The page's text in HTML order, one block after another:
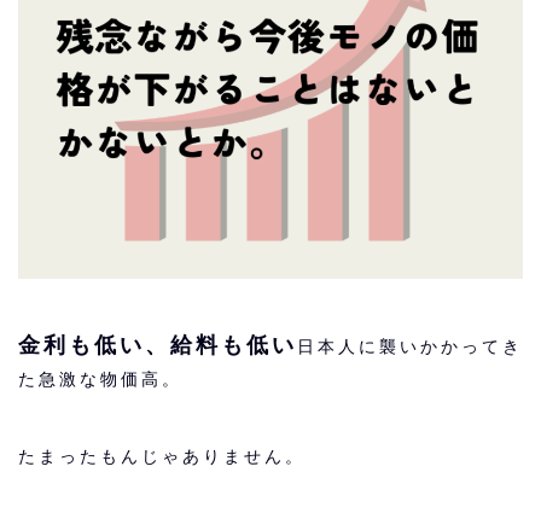
金利も低い、給料も低い 日本人に襲いかかってき
た急激な物価高。
たまったもんじゃありません。